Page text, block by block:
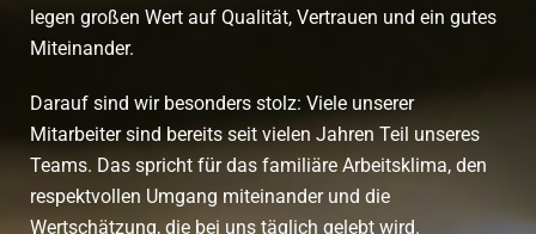
legen großen Wert auf Qualität, Vertrauen und ein gutes
Miteinander.
Darauf sind wir besonders stolz: Viele unserer
Mitarbeiter sind bereits seit vielen Jahren Teil unseres
Teams. Das spricht für das familiäre Arbeitsklima, den
respektvollen Umgang miteinander und die
Wertschätzung, die bei uns täglich gelebt wird.